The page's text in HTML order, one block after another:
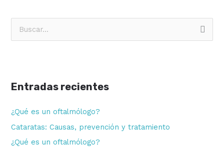
a
p
o
r
Entradas recientes
¿Qué es un oftalmólogo?
Cataratas: Causas, prevención y tratamiento
¿Qué es un oftalmólogo?